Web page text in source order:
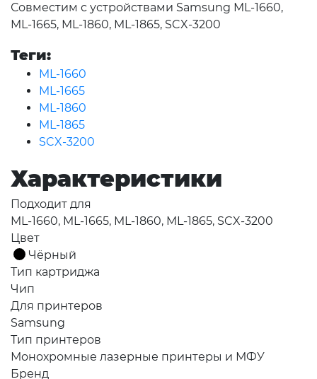
Совместим с устройствами Samsung ML-1660,
ML-1665, ML-1860, ML-1865, SCX-3200
Теги:
ML-1660
ML-1665
ML-1860
ML-1865
SCX-3200
Характеристики
Подходит для
ML-1660, ML-1665, ML-1860, ML-1865, SCX-3200
Цвет
Чёрный
Тип картриджа
Чип
Для принтеров
Samsung
Тип принтеров
Монохромные лазерные принтеры и МФУ
Бренд